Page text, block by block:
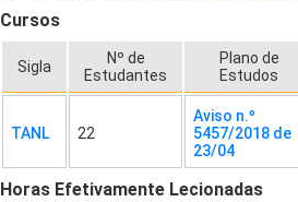
Cursos
Sigla
Nº de
Estudantes
Plano de
Estudos
TANL 22
Aviso n.º
5457/2018 de
23/04
Horas Efetivamente Lecionadas